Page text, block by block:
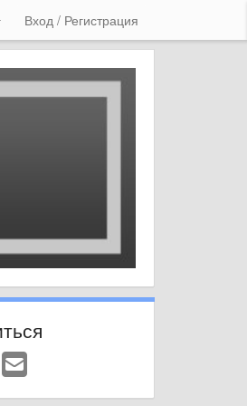
Вход / Регистрация